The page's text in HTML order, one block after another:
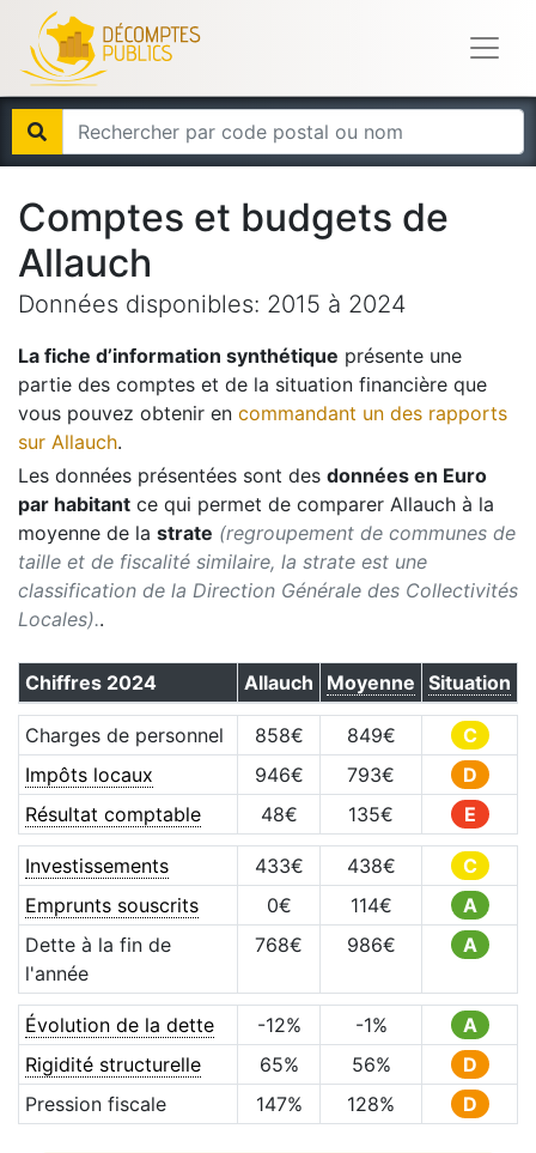
Comptes et budgets de
Allauch
Données disponibles: 2015 à 2024
La fiche d’information synthétique présente une
partie des comptes et de la situation financière que
vous pouvez obtenir en commandant un des rapports
sur Allauch.
Les données présentées sont des données en Euro
par habitant ce qui permet de comparer Allauch à la
moyenne de la strate (regroupement de communes de
taille et de fiscalité similaire, la strate est une
classification de la Direction Générale des Collectivités
Locales)..
Chiffres 2024 Allauch Moyenne Situation
Charges de personnel 858€ 849€
C
Impôts locaux
946€ 793€
D
Résultat comptable
48€ 135€ E
Investissements 433€ 438€
C
Emprunts souscrits
0€ 114€
A
Dette à la fin de
l'année
768€ 986€ A
Évolution de la dette -12% -1%
A
Rigidité structurelle
65% 56%
D
Pression fiscale
147% 128% D